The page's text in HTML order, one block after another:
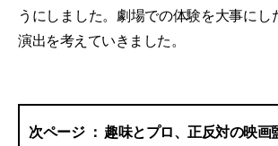
うにしました。劇場での体験を大事にし
演出を考えていきました。
趣味とプロ、正反対の映画